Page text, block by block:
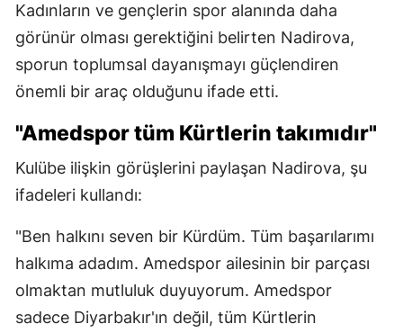
Kadınların ve gençlerin spor alanında daha
görünür olması gerektiğini belirten Nadirova,
sporun toplumsal dayanışmayı güçlendiren
önemli bir araç olduğunu ifade etti.
"Amedspor tüm Kürtlerin takımıdır"
Kulübe ilişkin görüşlerini paylaşan Nadirova, şu
ifadeleri kullandı:
"Ben halkını seven bir Kürdüm. Tüm başarılarımı
halkıma adadım. Amedspor ailesinin bir parçası
olmaktan mutluluk duyuyorum. Amedspor
sadece Diyarbakır'ın değil, tüm Kürtlerin